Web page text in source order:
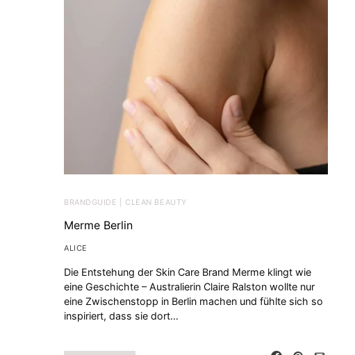
BRANDGUIDE | CLEAN BEAUTY
Merme Berlin
ALICE
Die Entstehung der Skin Care Brand Merme klingt wie
eine Geschichte – Australierin Claire Ralston wollte nur
eine Zwischenstopp in Berlin machen und fühlte sich so
inspiriert, dass sie dort…